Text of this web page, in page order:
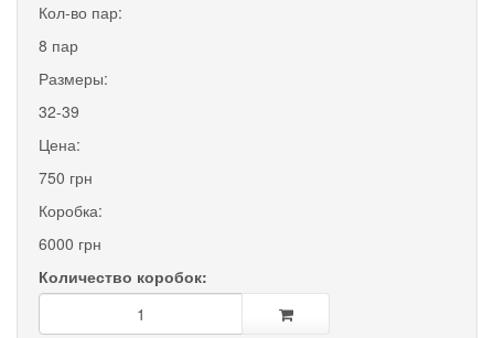
Кол-во пар:
8 пар
Размеры:
32-39
Цена:
750 грн
Коробка:
6000 грн
Количество коробок: